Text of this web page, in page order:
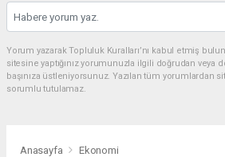
Yorum yazarak Topluluk Kuralları’nı kabul etmiş
sitesine yaptığınız yorumunuzla ilgili doğrudan veya
başınıza üstleniyorsunuz. Yazılan tüm yorumlardan
sorumlu tutulamaz.
Anasayfa Ekonomi